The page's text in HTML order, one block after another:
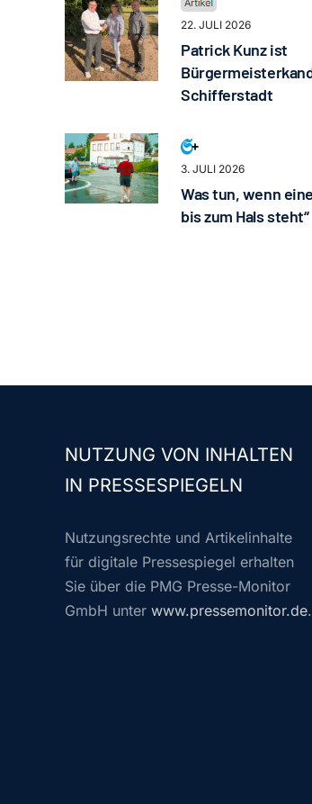
22. JULI 2026
Patrick Kunz ist
Schifferstadt
3. JULI 2026
Was tun, wenn
bis zum Hals steht“
NUTZUNG VON INHALTEN
IN PRESSESPIEGELN
Nutzungsrechte und Artikelinhalte
für digitale Pressespiegel erhalten
Sie über die PMG Presse-Monitor
GmbH unter www.pressemonitor.de.